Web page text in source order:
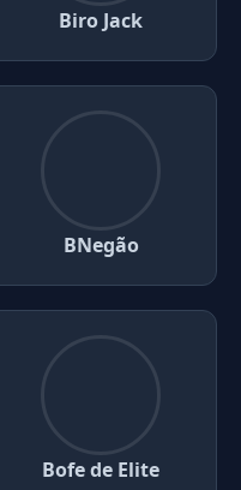
Biro Jack
BNegão
Bofe de Elite